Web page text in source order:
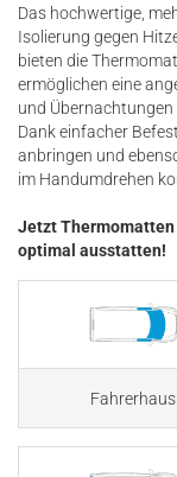
Das hochwertige,
Isolierung gegen
bieten die
ermöglichen eine
und Übernachtungen
Dank einfacher
anbringen und
im Handumdrehen
Jetzt Thermomatten
optimal ausstatten!
Fahrerhaus